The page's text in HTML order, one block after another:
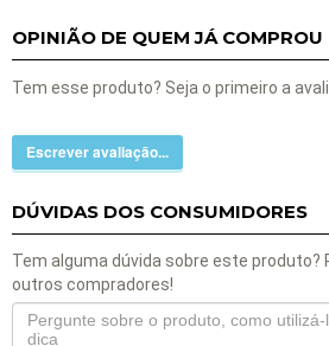
OPINIÃO DE QUEM JÁ COMPROU
Tem esse produto? Seja o primeiro a
Escrever avaliação...
DÚVIDAS DOS CONSUMIDORES
Tem alguma dúvida sobre este produto?
outros compradores!